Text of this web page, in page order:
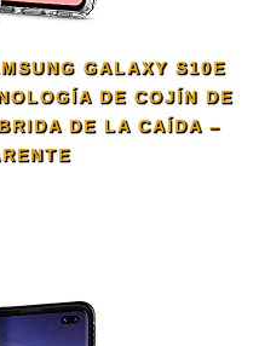
GALAXY S10E
DE COJÍN DE
DE LA CAÍDA –